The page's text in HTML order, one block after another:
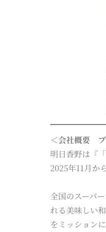
＜会社概要 ブ
明日香野は『
2025年11月か
全国のスーパ
れる美味しい
をミッション